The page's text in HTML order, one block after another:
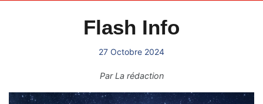
Flash Info
27 Octobre 2024
ParLa rédaction